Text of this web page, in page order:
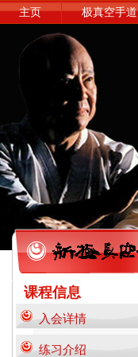
主页 极真空手道
课程信息
入会详情
练习介绍